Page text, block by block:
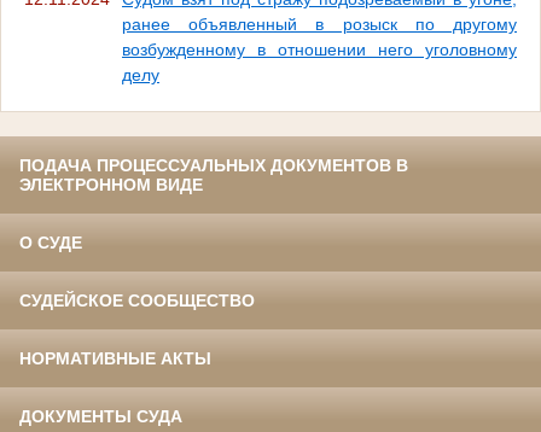
ранее объявленный в розыск по другому
возбужденному в отношении него уголовному
делу
ПОДАЧА ПРОЦЕССУАЛЬНЫХ ДОКУМЕНТОВ В
ЭЛЕКТРОННОМ ВИДЕ
О СУДЕ
СУДЕЙСКОЕ СООБЩЕСТВО
НОРМАТИВНЫЕ АКТЫ
ДОКУМЕНТЫ СУДА